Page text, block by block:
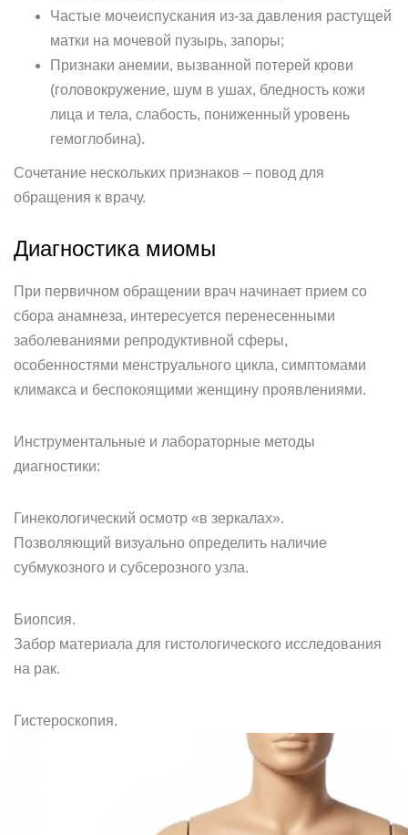
Частые мочеиспускания из-за давления растущей
матки на мочевой пузырь, запоры;
Признаки анемии, вызванной потерей крови
(головокружение, шум в ушах, бледность кожи
лица и тела, слабость, пониженный уровень
гемоглобина).
Сочетание нескольких признаков – повод для
обращения к врачу.
Диагностика миомы
При первичном обращении врач начинает прием со
сбора анамнеза, интересуется перенесенными
заболеваниями репродуктивной сферы,
особенностями менструального цикла, симптомами
климакса и беспокоящими женщину проявлениями.
Инструментальные и лабораторные методы
диагностики:
Гинекологический осмотр «в зеркалах».
Позволяющий визуально определить наличие
субмукозного и субсерозного узла.
Биопсия.
Забор материала для гистологического исследования
на рак.
Гистероскопия.